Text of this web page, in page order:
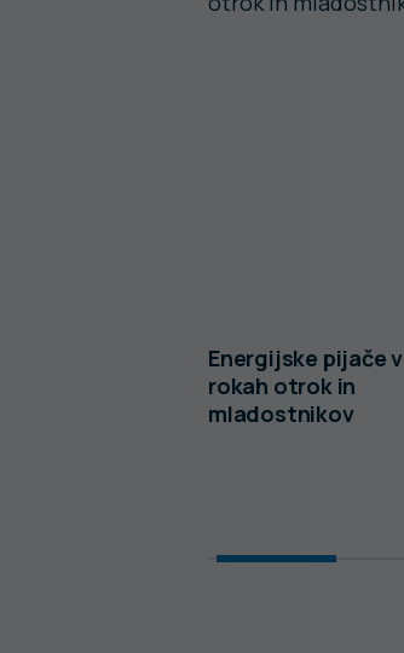
Energijske pijače v
rokah otrok in
mladostnikov